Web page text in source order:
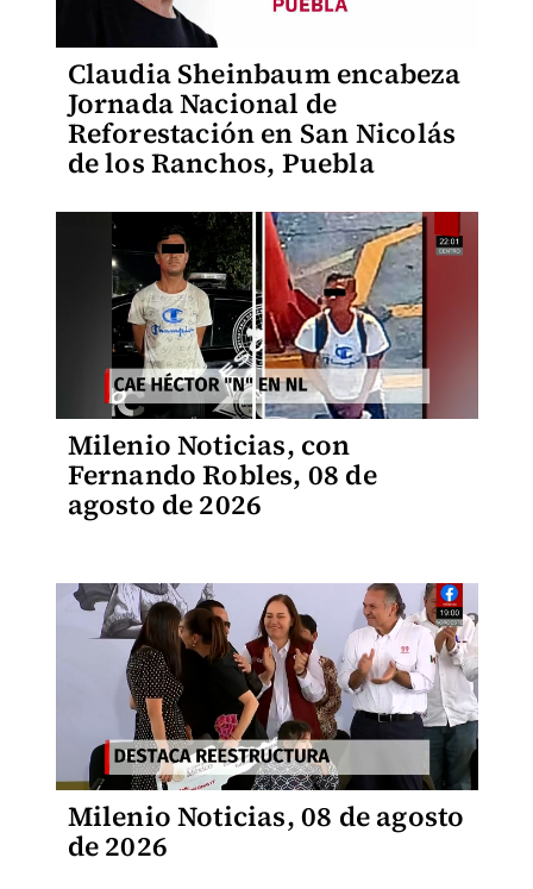
Claudia Sheinbaum encabeza
Jornada Nacional de
Reforestación en San Nicolás
de los Ranchos, Puebla
Milenio Noticias, con
Fernando Robles, 08 de
agosto de 2026
Milenio Noticias, 08 de agosto
de 2026